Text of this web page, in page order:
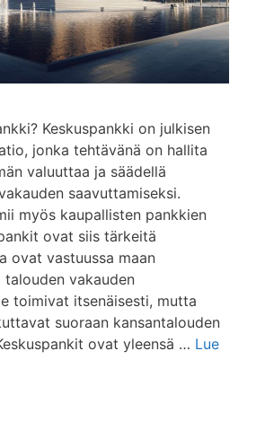
Keskuspankki on julkisen
jonka tehtävänä on hallita
valuuttaa ja säädellä
saavuttamiseksi.
myös kaupallisten pankkien
ovat siis tärkeitä
ovat vastuussa maan
vakauden
toimivat itsenäisesti, mutta
suoraan kansantalouden
ovat yleensä … Lue